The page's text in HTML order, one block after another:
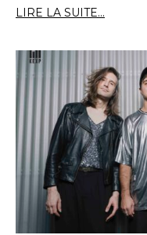
LIRE LA SUITE...